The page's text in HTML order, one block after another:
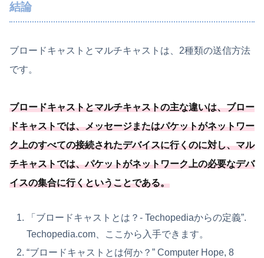
結論
ブロードキャストとマルチキャストは、2種類の送信方法
です。
ブロードキャストとマルチキャストの主な違いは、ブロー
ドキャストでは、メッセージまたはパケットがネットワー
ク上のすべての接続されたデバイスに行くのに対し、マル
チキャストでは、パケットがネットワーク上の必要なデバ
イスの集合に行くということである。
「ブロードキャストとは？- Techopediaからの定義”.
Techopedia.com、ここから入手できます。
“ブロードキャストとは何か？” Computer Hope, 8